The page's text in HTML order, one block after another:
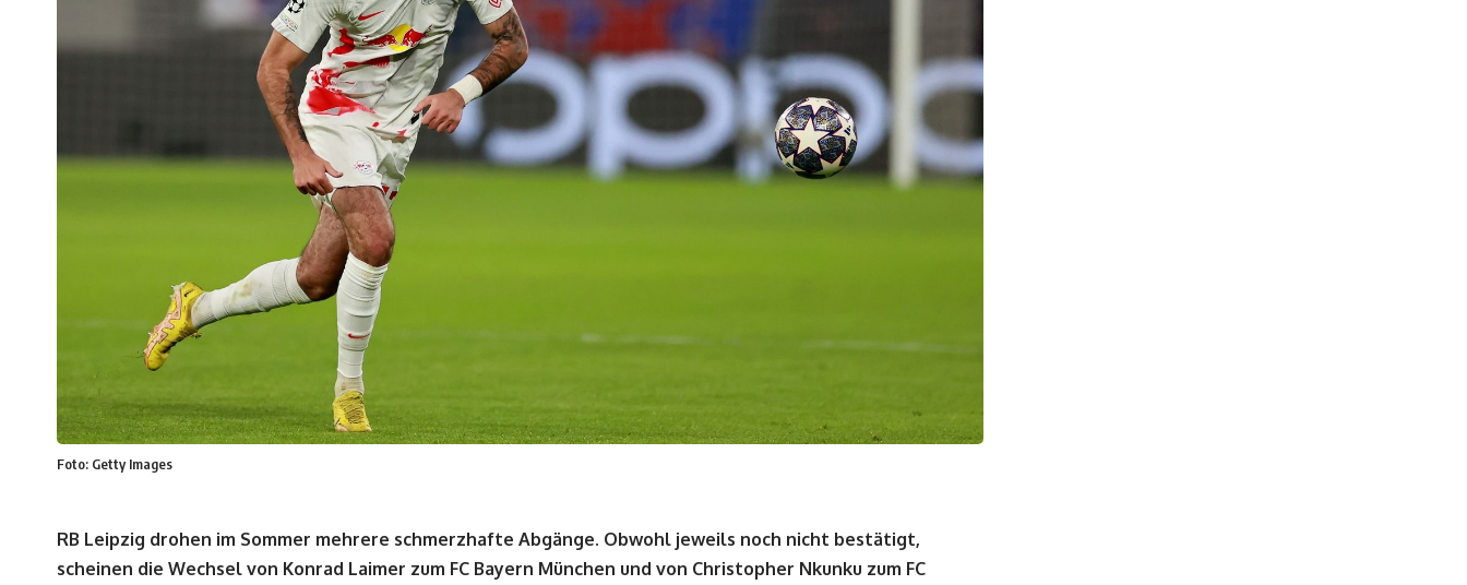
Foto: Getty Images
RB Leipzig drohen im Sommer mehrere schmerzhafte Abgänge. Obwohl jeweils noch nicht bestätigt,
scheinen die Wechsel von Konrad Laimer zum FC Bayern München und von Christopher Nkunku zum FC